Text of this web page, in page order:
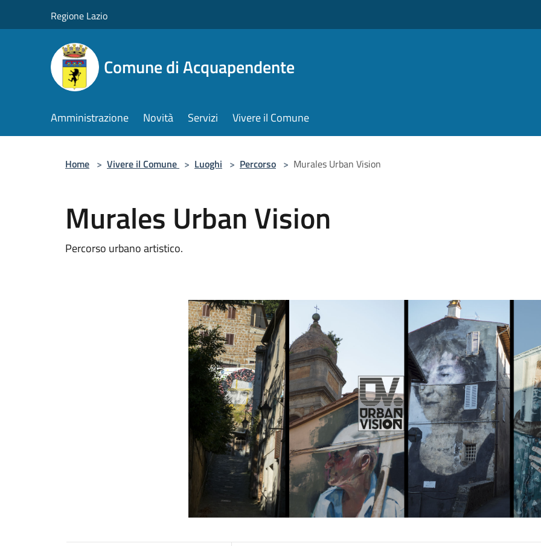
Regione Lazio
Comune di Acquapendente
Amministrazione Novità Servizi Vivere il Comune
Home > Vivere il Comune > Luoghi > Percorso > Murales Urban Vision
Murales Urban Vision
Percorso urbano artistico.